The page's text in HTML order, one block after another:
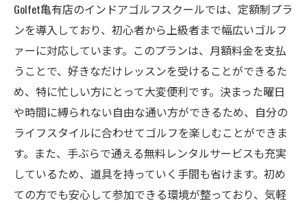
ゴルフの基礎をしっかり学べるイントロダ
クション
忙しい日常でも通えるインドアゴルフスクール
亀有駅近く
短時間で効率的に！忙しい方向けプログラ
ム
駅からすぐ！通勤帰りにも立ち寄りやすい
フレキシブルなレッスンスケジュール
いつでも気軽に通える便利なロケーション
Golfet亀有店のインドアゴルフスクールでは、定額制プラ
ンを導入しており、初心者から上級者まで幅広いゴルフ
ァーに対応しています。このプランは、月額料金を支払
うことで、好きなだけレッスンを受けることができるた
め、特に忙しい方にとって大変便利です。決まった曜日
や時間に縛られない自由な通い方ができるため、自分の
ライフスタイルに合わせてゴルフを楽しむことができま
す。また、手ぶらで通える無料レンタルサービスも充実
しているため、道具を持っていく手間も省けます。初め
ての方でも安心して参加できる環境が整っており、気軽